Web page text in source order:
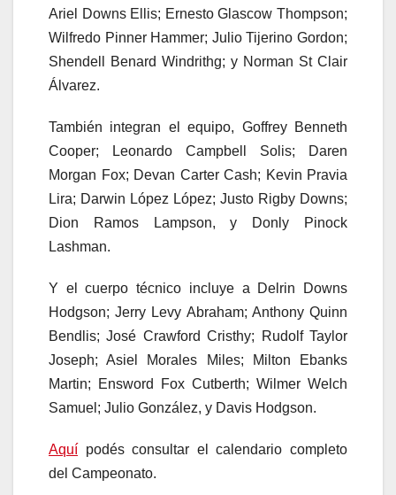
Ariel Downs Ellis; Ernesto Glascow Thompson;
Wilfredo Pinner Hammer; Julio Tijerino Gordon;
Shendell Benard Windrithg; y Norman St Clair
Álvarez.
También integran el equipo, Goffrey Benneth
Cooper; Leonardo Campbell Solis; Daren
Morgan Fox; Devan Carter Cash; Kevin Pravia
Lira; Darwin López López; Justo Rigby Downs;
Dion Ramos Lampson, y Donly Pinock
Lashman.
Y el cuerpo técnico incluye a Delrin Downs
Hodgson; Jerry Levy Abraham; Anthony Quinn
Bendlis; José Crawford Cristhy; Rudolf Taylor
Joseph; Asiel Morales Miles; Milton Ebanks
Martin; Ensword Fox Cutberth; Wilmer Welch
Samuel; Julio González, y Davis Hodgson.
Aquí podés consultar el calendario completo
del Campeonato.